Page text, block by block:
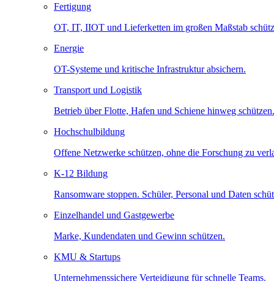
Fertigung
OT, IT, IIOT und Lieferketten im großen Maßstab
Energie
OT-Systeme und kritische Infrastruktur absichern.
Transport und Logistik
Betrieb über Flotte, Hafen und Schiene hinweg schützen.
Hochschulbildung
Offene Netzwerke schützen, ohne die Forschung zu
K-12 Bildung
Ransomware stoppen. Schüler, Personal und Daten
Einzelhandel und Gastgewerbe
Marke, Kundendaten und Gewinn schützen.
KMU & Startups
Unternehmenssichere Verteidigung für schnelle Teams.